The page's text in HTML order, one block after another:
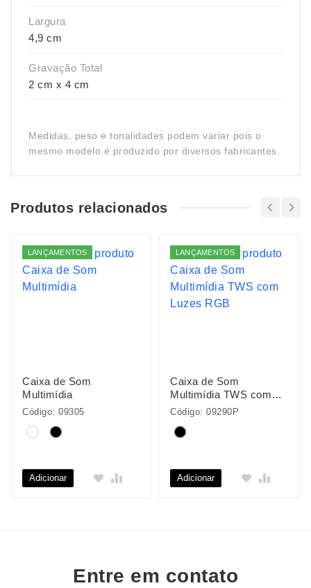
Largura
4,9 cm
Gravação Total
2 cm x 4 cm
Medidas, peso e tonalidades podem variar pois o
mesmo modelo é produzido por diversos fabricantes.
Produtos relacionados
LANÇAMENTOS
Caixa de Som
Multimídia
Código: 09305
Adicionar
LANÇAMENTOS
Caixa de Som
Multimídia TWS com
Luzes RGB
Código: 09290P
Adicionar
Entre em contato